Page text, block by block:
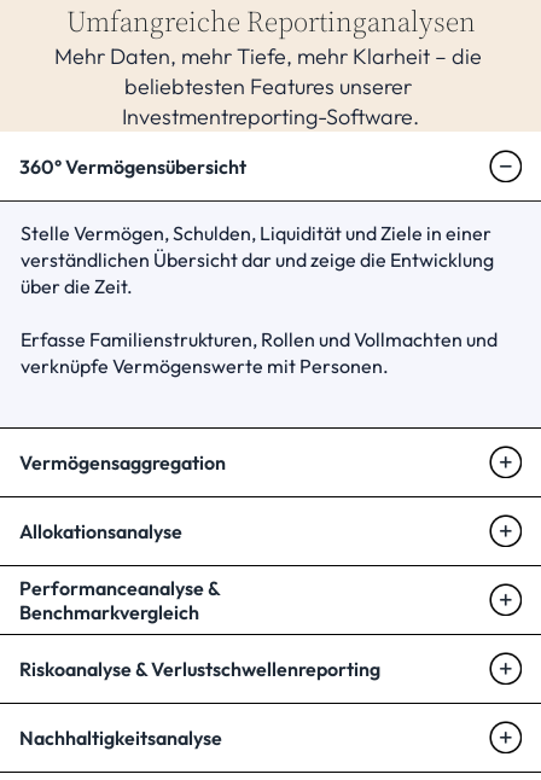
Umfangreiche Reportinganalysen
Mehr Daten, mehr Tiefe, mehr Klarheit – die
beliebtesten Features unserer
Investmentreporting-Software.
360° Vermögensübersicht
Stelle Vermögen, Schulden, Liquidität und Ziele in einer
verständlichen Übersicht dar und zeige die Entwicklung
über die Zeit.
Erfasse Familienstrukturen, Rollen und Vollmachten und
verknüpfe Vermögenswerte mit Personen.
Vermögensaggregation
Allokationsanalyse
Performanceanalyse &
Benchmarkvergleich
Riskoanalyse & Verlustschwellenreporting
Nachhaltigkeitsanalyse